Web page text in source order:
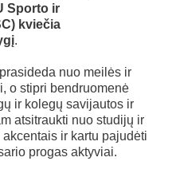
Sporto ir
kviečia
.
nuo meilės ir
o stipri bendruomenė
ir kolegų savijautos ir
atsitraukti nuo studijų ir
ir kartu pajudėti
progas aktyviai.